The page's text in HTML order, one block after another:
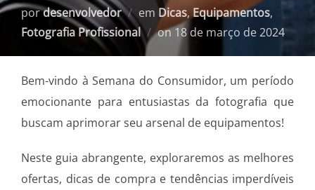
pordesenvolvedor em Dicas,Equipamentos,
Fotografia Profissional
onPostado
18 de março de 2024
Bem-vindo à Semana do Consumidor, um período
emocionante para entusiastas da fotografia que
buscam aprimorar seu arsenal de equipamentos!
Neste guia abrangente, exploraremos as melhores
ofertas, dicas de compra e tendências imperdíveis